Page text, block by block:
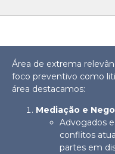
Área de extrema
foco preventivo como
área destacamos:
Mediação e
Advogados
conflitos
partes em